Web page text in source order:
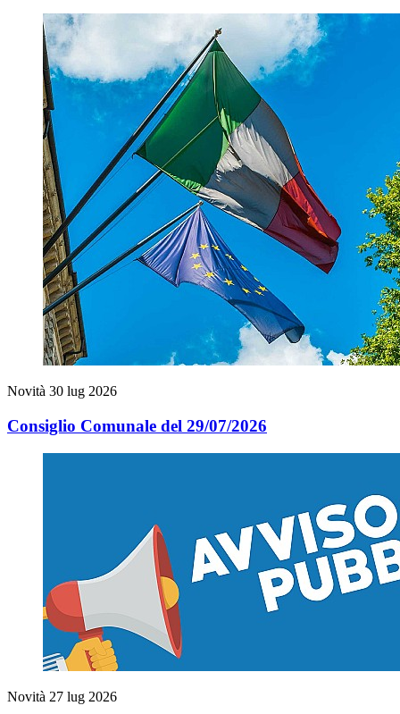
Novità 30 lug 2026
Consiglio Comunale del 29/07/2026
Novità 27 lug 2026